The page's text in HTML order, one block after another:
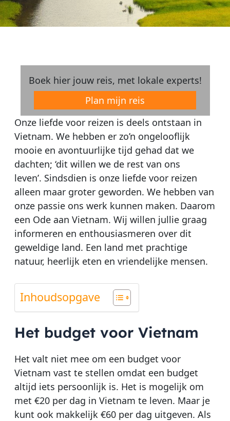
Boek hier jouw reis, met lokale experts!
Plan mijn reis
Onze liefde voor reizen is deels ontstaan in
Vietnam. We hebben er zo’n ongelooflijk
mooie en avontuurlijke tijd gehad dat we
dachten; ‘dit willen we de rest van ons
leven’. Sindsdien is onze liefde voor reizen
alleen maar groter geworden. We hebben van
onze passie ons werk kunnen maken. Daarom
een Ode aan Vietnam. Wij willen jullie graag
informeren en enthousiasmeren over dit
geweldige land. Een land met prachtige
natuur, heerlijk eten en vriendelijke mensen.
Inhoudsopgave
Het budget voor Vietnam
Het valt niet mee om een budget voor
Vietnam vast te stellen omdat een budget
altijd iets persoonlijk is. Het is mogelijk om
met €20 per dag in Vietnam te leven. Maar je
kunt ook makkelijk €60 per dag uitgeven. Als